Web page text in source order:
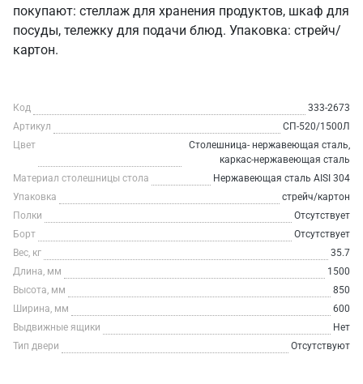
покупают: стеллаж для хранения продуктов, шкаф для
посуды, тележку для подачи блюд. Упаковка: стрейч/
картон.
Код
333-2673
Артикул
СП-520/1500Л
Цвет
Столешница- нержавеющая сталь,
каркас-нержавеющая сталь
Материал столешницы стола
Нержавеющая сталь AISI 304
Упаковка
стрейч/картон
Полки
Отсутствует
Борт
Отсутствует
Вес, кг
35.7
Длина, мм
1500
Высота, мм
850
Ширина, мм
600
Выдвижные ящики
Нет
Тип двери
Отсутствуют